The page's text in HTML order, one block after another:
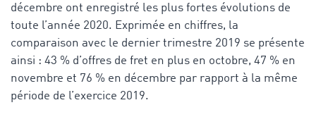
décembre ont enregistré les plus fortes évolutions de
toute l’année 2020. Exprimée en chiffres, la
comparaison avec le dernier trimestre 2019 se présente
ainsi : 43 % d’offres de fret en plus en octobre, 47 % en
novembre et 76 % en décembre par rapport à la même
période de l’exercice 2019.